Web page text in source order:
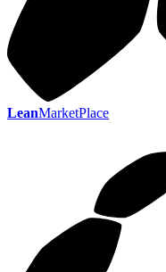
LeanMarketPlace